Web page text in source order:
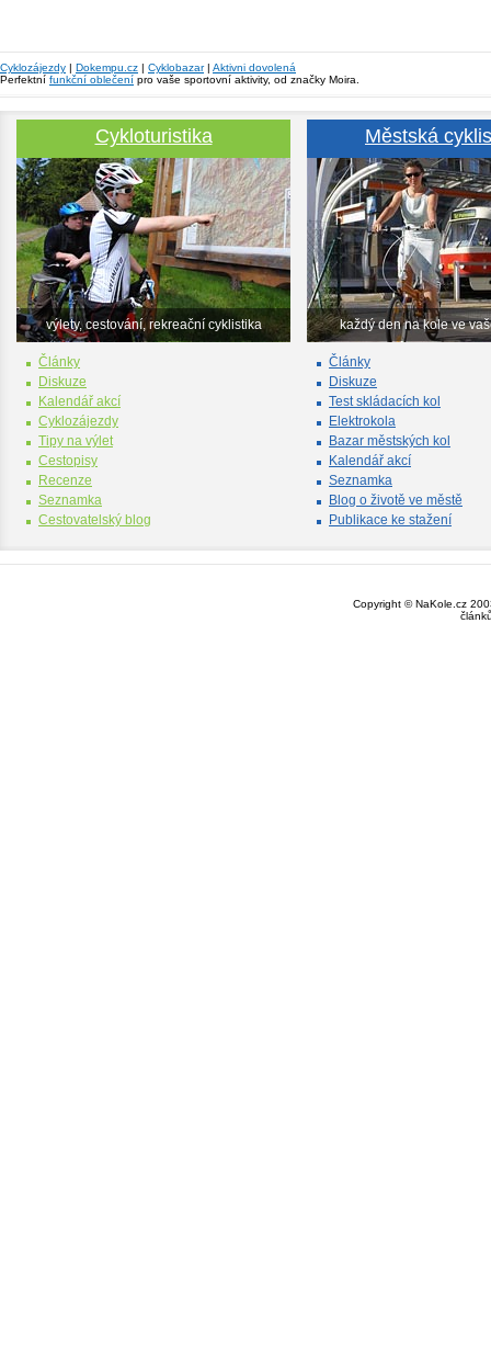
Cyklozájezdy | Dokempu.cz | Cyklobazar| Aktivni dovolená
Perfektní funkční oblečení pro vaše sportovní aktivity, od značky Moira.
Cykloturistika
výlety, cestování, rekreační cyklistika
Články
Diskuze
Kalendář akcí
Cyklozájezdy
Tipy na výlet
Cestopisy
Recenze
Seznamka
Cestovatelský blog
Městská
každý den na kole ve
Články
Diskuze
Test skládacích kol
Elektrokola
Bazar městských kol
Kalendář akcí
Seznamka
Blog o životě ve městě
Publikace ke stažení
Copyright © NaKole.cz